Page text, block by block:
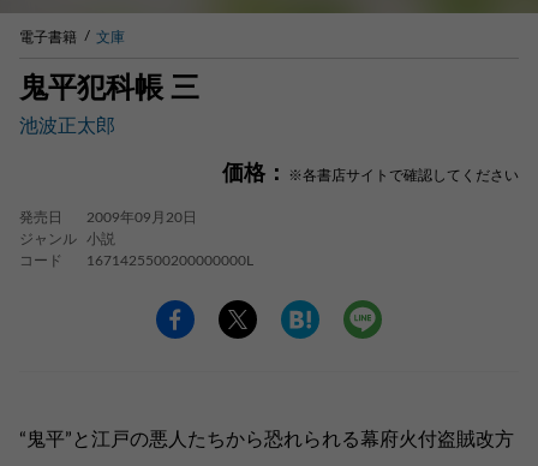
電子書籍 文庫
鬼平犯科帳 三
池波正太郎
価格： ※各書店サイトで確認してください
発売日
2009年09月20日
ジャンル
小説
コード
1671425500200000000L
“鬼平”と江戸の悪人たちから恐れられる幕府火付盗賊改方